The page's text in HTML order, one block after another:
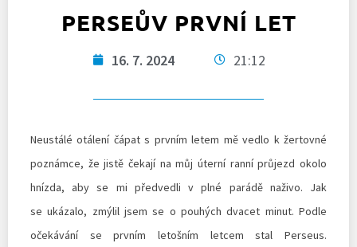
PERSEŮV PRVNÍ LET
16. 7. 2024 21:12
Neustálé otálení čápat s prvním letem mě vedlo k žertovné
poznámce, že jistě čekají na můj úterní ranní průjezd okolo
hnízda, aby se mi předvedli v plné parádě naživo. Jak
se ukázalo, zmýlil jsem se o pouhých dvacet minut. Podle
očekávání se prvním letošním letcem stal Perseus.